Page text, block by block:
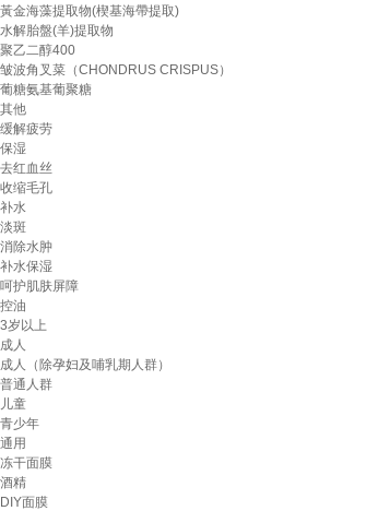
黃金海藻提取物(楔基海帶提取)
水解胎盤(羊)提取物
聚乙二醇400
皱波角叉菜（CHONDRUS CRISPUS）
葡糖氨基葡聚糖
其他
缓解疲劳
保湿
去红血丝
收缩毛孔
补水
淡斑
消除水肿
补水保湿
呵护肌肤屏障
控油
3岁以上
成人
成人（除孕妇及哺乳期人群）
普通人群
儿童
青少年
通用
冻干面膜
酒精
DIY面膜